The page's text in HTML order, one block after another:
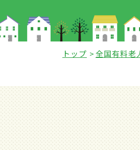
トップ 全国有料老